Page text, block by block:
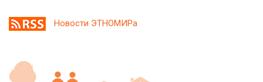
Новости ЭТНОМИРа